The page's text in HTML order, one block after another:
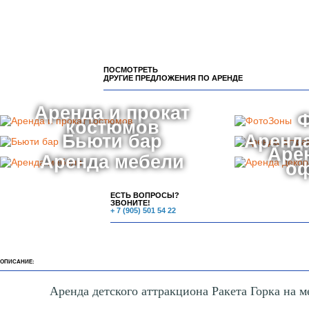
ПОСМОТРЕТЬ
ДРУГИЕ ПРЕДЛОЖЕНИЯ ПО АРЕНДЕ
Аренда и прокат
костюмов
Бьюти бар
Аренда мебели
ЕСТЬ ВОПРОСЫ?
ЗВОНИТЕ!
+ 7 (905) 501 54 22
ОПИСАНИЕ:
Аренда детского аттракциона Ракета Горка на